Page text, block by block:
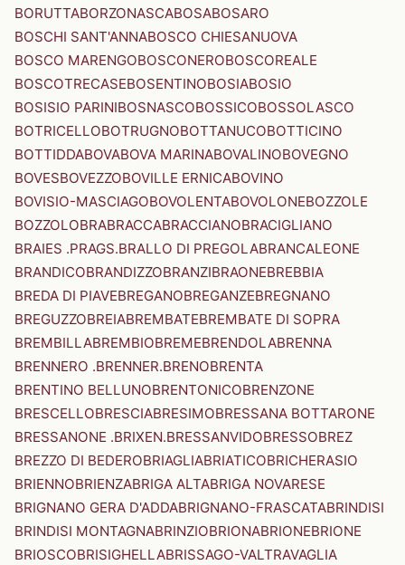
BORUTTABORZONASCABOSABOSARO
BOSCHI SANT'ANNABOSCO CHIESANUOVA
BOSCO MARENGOBOSCONEROBOSCOREALE
BOSCOTRECASEBOSENTINOBOSIABOSIO
BOSISIO PARINIBOSNASCOBOSSICOBOSSOLASCO
BOTRICELLOBOTRUGNOBOTTANUCOBOTTICINO
BOTTIDDABOVABOVA MARINABOVALINOBOVEGNO
BOVESBOVEZZOBOVILLE ERNICABOVINO
BOVISIO-MASCIAGOBOVOLENTABOVOLONEBOZZOLE
BOZZOLOBRABRACCABRACCIANOBRACIGLIANO
BRAIES .PRAGS.BRALLO DI PREGOLABRANCALEONE
BRANDICOBRANDIZZOBRANZIBRAONEBREBBIA
BREDA DI PIAVEBREGANOBREGANZEBREGNANO
BREGUZZOBREIABREMBATEBREMBATE DI SOPRA
BREMBILLABREMBIOBREMEBRENDOLABRENNA
BRENNERO .BRENNER.BRENOBRENTA
BRENTINO BELLUNOBRENTONICOBRENZONE
BRESCELLOBRESCIABRESIMOBRESSANA BOTTARONE
BRESSANONE .BRIXEN.BRESSANVIDOBRESSOBREZ
BREZZO DI BEDEROBRIAGLIABRIATICOBRICHERASIO
BRIENNOBRIENZABRIGA ALTABRIGA NOVARESE
BRIGNANO GERA D'ADDABRIGNANO-FRASCATABRINDISI
BRINDISI MONTAGNABRINZIOBRIONABRIONEBRIONE
BRIOSCOBRISIGHELLABRISSAGO-VALTRAVAGLIA